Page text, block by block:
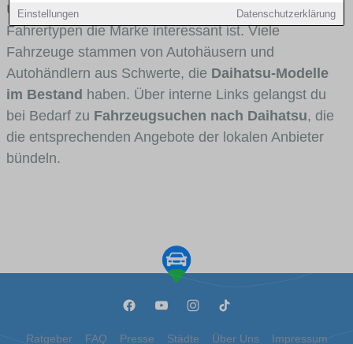
Einstellungen Datenschutzerklärung
Umlandverkehr zu sehen sind und für welche
Fahrertypen die Marke interessant ist. Viele
Fahrzeuge stammen von Autohäusern und
Autohändlern aus Schwerte, die Daihatsu-Modelle
im Bestand haben. Über interne Links gelangst du
bei Bedarf zu Fahrzeugsuchen nach Daihatsu, die
die entsprechenden Angebote der lokalen Anbieter
bündeln.
Ratgeber FAQ Presse Städte Über Uns Impressum